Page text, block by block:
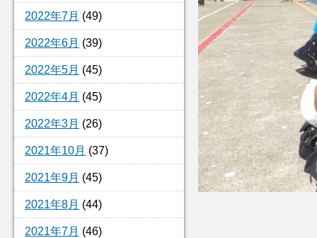
2022年7月 (49)
2022年6月 (39)
2022年5月 (45)
2022年4月 (45)
2022年3月 (26)
2021年10月 (37)
2021年9月 (45)
2021年8月 (44)
2021年7月 (46)